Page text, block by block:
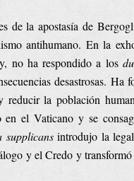
de la apostasía de
antihumano. En la
no ha respondido a los
desastrosas. Ha
reducir la población
el Vaticano y se
supplicansintrodujo la
y el Credo y